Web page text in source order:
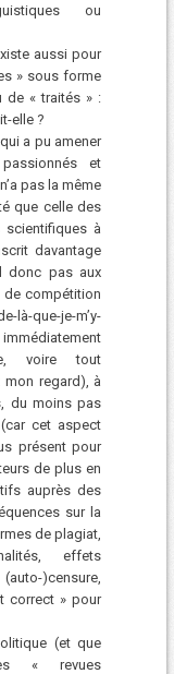
ou
aussi pour
» sous forme
de « traités » :
elle ?
a pu amener
et
pas la même
que celle des
à
davantage
donc pas aux
compétition
là-que-je-m’y-
immédiatement
voire tout
regard), à
du moins pas
cet aspect
présent pour
de plus en
auprès des
sur la
de plagiat,
effets
)censure,
correct » pour
(et que
« revues